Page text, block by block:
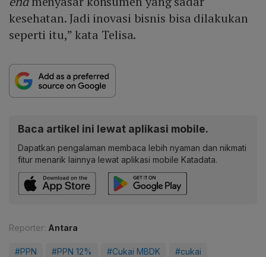
kesehatan. Jadi inovasi bisnis bisa dilakukan
seperti itu,” kata Telisa.
Baca artikel ini lewat aplikasi mobile.
Dapatkan pengalaman membaca lebih nyaman dan nikmati
fitur menarik lainnya lewat aplikasi mobile Katadata.
Reporter: Antara
#PPN #PPN 12% #Cukai MBDK #cukai